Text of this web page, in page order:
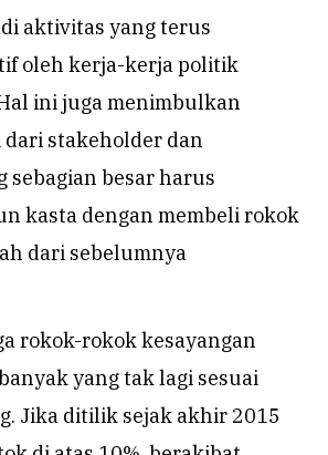
aktivitas yang terus
oleh kerja-kerja politik
ini juga menimbulkan
dari stakeholder dan
sebagian besar harus
kasta dengan membeli rokok
dari sebelumnya
rokok-rokok kesayangan
yang tak lagi sesuai
Jika ditilik sejak akhir 2015